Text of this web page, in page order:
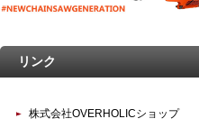
リンク
株式会社OVERHOLICショップ